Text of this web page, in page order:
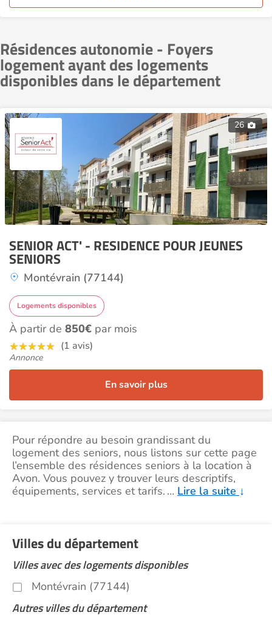
Résidences autonomie - Foyers
logement ayant des logements
disponibles dans le département
26
SENIOR ACT' - RESIDENCE POUR JEUNES
SENIORS
Montévrain (77144)
Logements disponibles
À partir de 850€ par mois
(1 avis)
Annonce
En savoir plus
Pour répondre au besoin grandissant du
logement des seniors, nous listons sur cette page
l’ensemble des résidences seniors à la location à
Avon. Vous pouvez y trouver leurs descriptifs,
équipements, services et tarifs. … Lire la suite ↓
Villes du département
Villes avec des logements disponibles
Montévrain (77144)
Autres villes du département